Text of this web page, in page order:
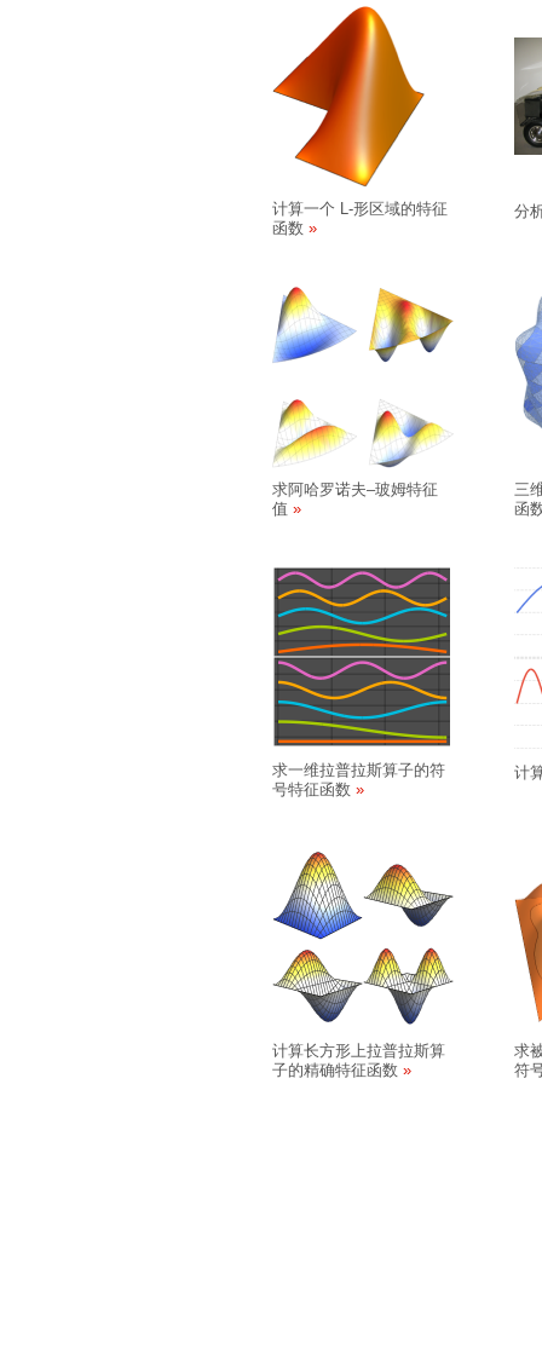
计算一个 L-形区域的特征
函数
分
求阿哈罗诺夫–玻姆特征
值
三
函
求一维拉普拉斯算子的符
号特征函数
计
计算长方形上拉普拉斯算
子的精确特征函数
求
符